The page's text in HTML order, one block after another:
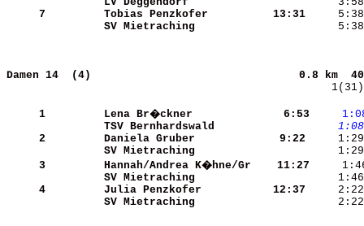
     7
Tobias Penzkofer
   13:31
SV Mietraching
Damen 14  (4)
0.8
     1
Lena Br�ckner
    6:53
TSV Bernhardswald
    1:08
     2
Daniela Gruber
    9:22
SV Mietraching
     3
Hannah/Andrea K�hne/Gr
   11:27
SV Mietraching
     4
Julia Penzkofer
   12:37
SV Mietraching